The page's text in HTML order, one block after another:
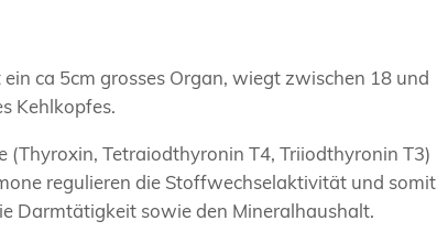
ca 5cm grosses Organ, wiegt zwischen 18 und
Kehlkopfes.
(Thyroxin, Tetraiodthyronin T4, Triiodthyronin T3)
regulieren die Stoffwechselaktivität und somit
Darmtätigkeit sowie den Mineralhaushalt.